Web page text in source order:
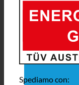
Spediamo con: